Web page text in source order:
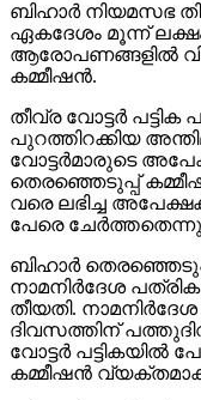
ബിഹാര്‍ നിയമസഭ
ഏകദേശം മൂന്ന്
ആരോപണങ്ങളില്‍
കമ്മീഷന്‍.
തീവ്ര വോട്ടര്‍
പുറത്തിറക്കിയ
വോട്ടര്‍മാരുടെ
തെരഞ്ഞെടുപ്പ്
വരെ ലഭിച്ച
പേരെ
ബിഹാര്‍
നാമനിര്‍ദേശ
തീയതി.
ദിവസത്തിന്
വോട്ടര്‍ പട്ടികയില്‍
കമ്മീഷന്‍